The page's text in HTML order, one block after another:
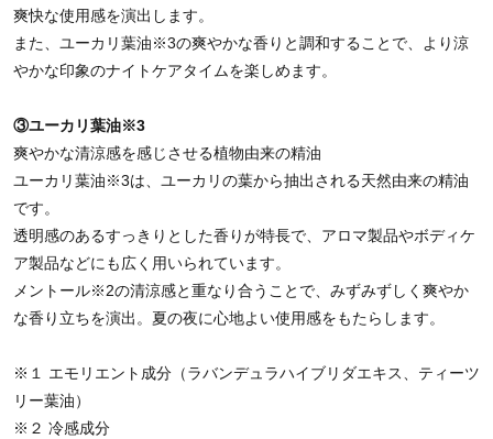
爽快な使用感を演出します。
また、ユーカリ葉油※3の爽やかな香りと調和することで、より涼
やかな印象のナイトケアタイムを楽しめます。
③ユーカリ葉油※3
爽やかな清涼感を感じさせる植物由来の精油
ユーカリ葉油※3は、ユーカリの葉から抽出される天然由来の精油
です。
透明感のあるすっきりとした香りが特長で、アロマ製品やボディケ
ア製品などにも広く用いられています。
メントール※2の清涼感と重なり合うことで、みずみずしく爽やか
な香り立ちを演出。夏の夜に心地よい使用感をもたらします。
※１ エモリエント成分（ラバンデュラハイブリダエキス、ティーツ
リー葉油）
※２ 冷感成分